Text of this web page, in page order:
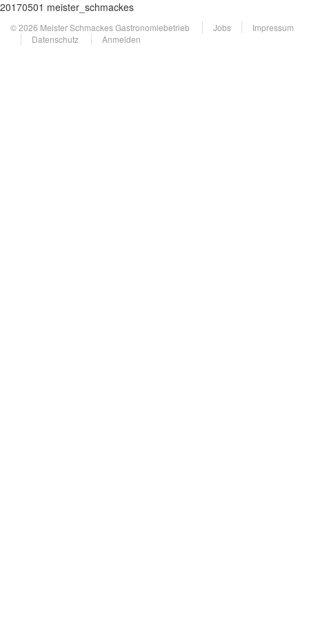
20170501 meister_schmackes
© 2026 Meister Schmackes Gastronomiebetrieb Jobs
Impressum
Datenschutz
Anmelden